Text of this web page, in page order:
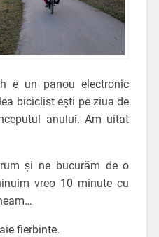
e un panou electronic
biciclist ești pe ziua de
anului. Am uitat
și ne bucurăm de o
vreo 10 minute cu
fierbinte.